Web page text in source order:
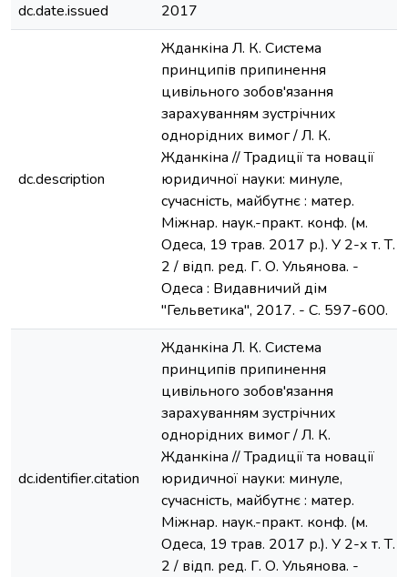
dc.date.issued
2017
dc.description
Жданкіна Л. К. Система
принципів припинення
цивільного зобов'язання
зарахуванням зустрічних
однорідних вимог / Л. К.
Жданкіна // Традиції та новації
юридичної науки: минуле,
сучасність, майбутнє : матер.
Міжнар. наук.-практ. конф. (м.
Одеса, 19 трав. 2017 р.). У 2-х т. Т.
2 / відп. ред. Г. О. Ульянова. -
Одеса : Видавничий дім
"Гельветика", 2017. - С. 597-600.
dc.identifier.citation
Жданкіна Л. К. Система
принципів припинення
цивільного зобов'язання
зарахуванням зустрічних
однорідних вимог / Л. К.
Жданкіна // Традиції та новації
юридичної науки: минуле,
сучасність, майбутнє : матер.
Міжнар. наук.-практ. конф. (м.
Одеса, 19 трав. 2017 р.). У 2-х т. Т.
2 / відп. ред. Г. О. Ульянова. -